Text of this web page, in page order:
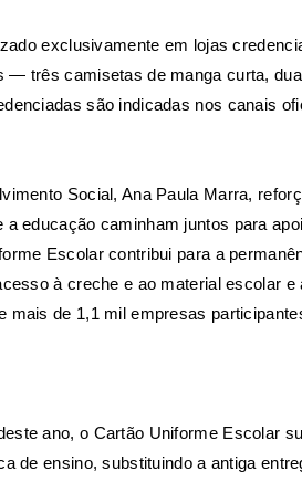
exclusivamente em lojas
— três camisetas de manga curta,
são indicadas nos canais
Social, Ana Paula Marra,
educação caminham juntos para
Escolar contribui para a
à creche e ao material escolar
mais de 1,1 mil empresas
ano, o Cartão Uniforme Escolar
de ensino, substituindo a antiga